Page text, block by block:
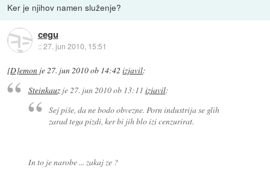
Ker je njihov namen služenje?
cegu
::27. jun 2010, 15:51
[D]emon je27. jun 2010 ob 14:42 izjavil:
Steinkauzje27. jun 2010 ob 13:11 izjavil:
Sej piše, da ne bodo obvezne. Porn industrija se glih
zarad tega pizdi, ker bi jih blo izi cenzurirat.
In to je narobe ... zakaj ze ?